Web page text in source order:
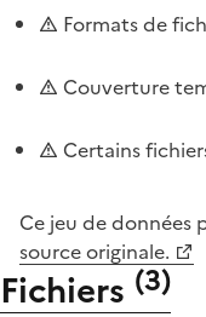
Formats de
Couverture
Certains
Ce jeu de
source originale.
Fichiers (3)